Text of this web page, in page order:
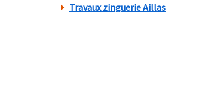
Travaux zinguerie Aillas